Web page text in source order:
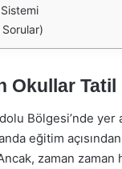
Sorular)
Okullar Tatil
Bölgesi’nde
eğitim
zaman